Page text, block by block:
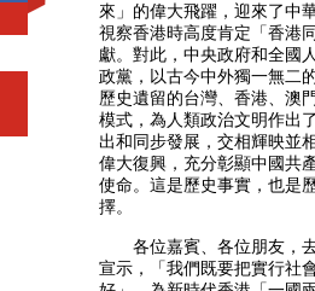
來」的偉大飛躍，迎來了中
視察香港時高度肯定「香港
獻。對此，中央政府和全國
政黨，以古今中外獨一無二
歷史遺留的台灣、香港、澳
模式，為人類政治文明作出
出和同步發展，交相輝映並
偉大復興，充分彰顯中國共
使命。這是歷史事實，也是
擇。
各位嘉賓、各位朋友，去
宣示，「我們既要把實行社